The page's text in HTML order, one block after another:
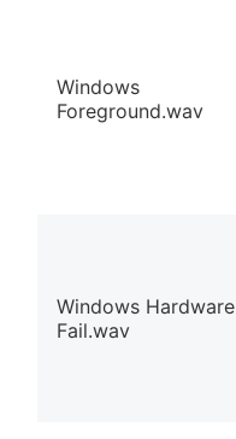
Windows
Foreground.wav
Windows Hardware
Fail.wav